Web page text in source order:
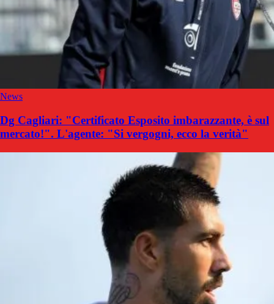
News
Dg Cagliari: "Certificato Esposito imbarazzante, è sul
mercato!". L'agente: "Si vergogni, ecco la verità"